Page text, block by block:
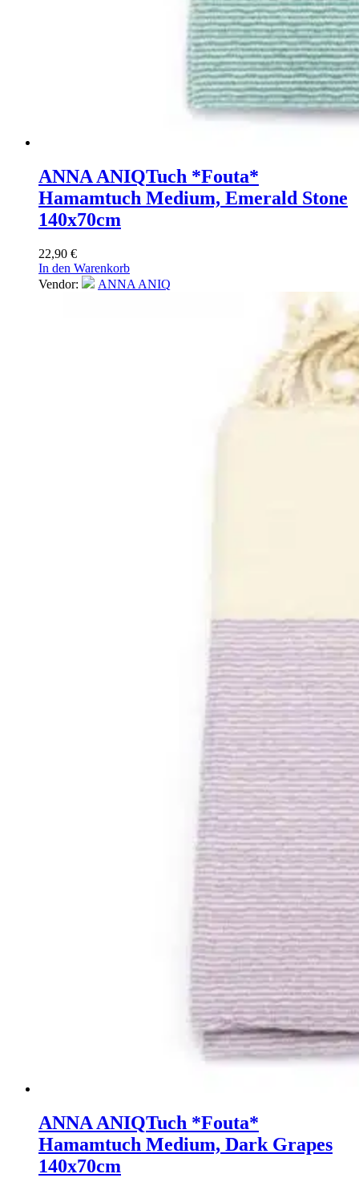
ANNA ANIQTuch *Fouta*
Hamamtuch Medium, Emerald Stone
140x70cm
22,90 €
In den Warenkorb
Vendor:
ANNA ANIQ
ANNA ANIQTuch *Fouta*
Hamamtuch Medium, Dark Grapes
140x70cm